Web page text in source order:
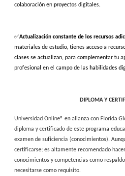
colaboración en proyectos digitales.
✅Actualización constante de los recursos
materiales de estudio, tienes acceso a
clases se actualizan, para complementar tu
profesional en el campo de las habilidades
DIPLOMA Y
Universidad Online® en alianza con Florida
diploma y certificado de este programa
examen de suficiencia (conocimientos).
certificarse; es altamente recomendado
conocimientos y competencias como
necesitarse como requisito.